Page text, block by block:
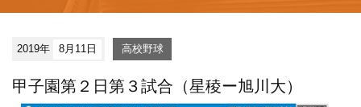
2019年 8月11日 高校野球
甲子園第２日第３試合（星稜ー旭川大）